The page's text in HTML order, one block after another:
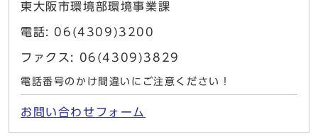
東大阪市環境部環境事業課
電話: 06(4309)3200
ファクス: 06(4309)3829
電話番号のかけ間違いにご注意ください！
お問い合わせフォーム